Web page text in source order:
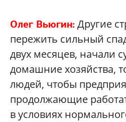
Олег Вьюгин:Другие
пережить сильный
двух месяцев, начали
домашние хозяйства,
людей, чтобы
продолжающие
в условиях